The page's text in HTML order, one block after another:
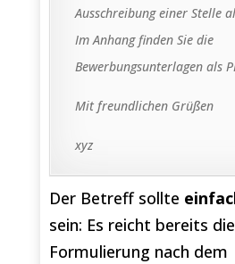
Ausschreibung einer Stelle
Im Anhang finden Sie die
Bewerbungsunterlagen als
Mit freundlichen Grüßen
xyz
Der Betreff sollte
sein: Es reicht bereits
Formulierung nach dem